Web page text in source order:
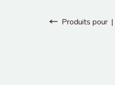
Produits pour